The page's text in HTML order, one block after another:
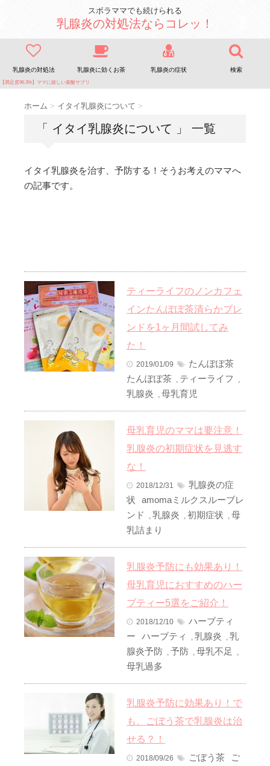
スボラママでも続けられる
乳腺炎の対処法ならコレッ！
乳腺炎の対処法 乳腺炎に効くお茶 乳腺炎の症状 検索
【満足度96.3%】ママに嬉しい葉酸サプリ
ホーム > イタイ乳腺炎について >
「 イタイ乳腺炎について 」 一覧
イタイ乳腺炎を治す、予防する！そうお考えのママへ
の記事です。
ティーライフのノンカフェ
インたんぽぽ茶清らかブレ
ンドを1ヶ月間試してみ
た！
2019/01/09
たんぽぽ茶
たんぽぽ茶 , ティーライフ ,
乳腺炎 , 母乳育児
母乳育児のママは要注意！
乳腺炎の初期症状を見逃す
な！
2018/12/31
乳腺炎の症
状
amomaミルクスルーブレ
ンド
, 乳腺炎 , 初期症状 , 母
乳詰まり
乳腺炎予防にも効果あり！
母乳育児におすすめのハー
ブティー5選をご紹介！
2018/12/10
ハーブティ
ー
ハーブティ , 乳腺炎 , 乳
腺炎予防 , 予防 , 母乳不足 ,
母乳過多
乳腺炎予防に効果あり！で
も、ごぼう茶で乳腺炎は治
せる？！
2018/09/26 ごぼう茶
ご